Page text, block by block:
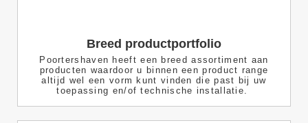
Breed productportfolio
Poortershaven heeft een breed assortiment aan
producten waardoor u binnen een product range
altijd wel een vorm kunt vinden die past bij uw
toepassing en/of technische installatie.